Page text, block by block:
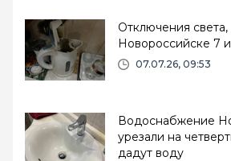
Отключения света,
Новороссийске 7
07.07.26, 09:53
Водоснабжение
урезали на
дадут воду